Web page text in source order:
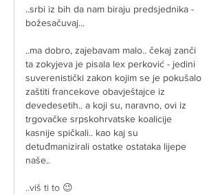
..srbi iz bih da nam biraju predsjednika -
božesačuvaj...
..ma dobro, zajebavam malo.. čekaj zanči
ta zokyjeva je pisala lex perković - jedini
suverenistički zakon kojim se je pokušalo
zaštiti francekove obavještajce iz
devedesetih.. a koji su, naravno, ovi iz
trgovačke srpskohrvatske koalicije
kasnije spičkali.. kao kaj su
detuđmanizirali ostatke ostataka lijepe
naše..
..viš ti to 😉